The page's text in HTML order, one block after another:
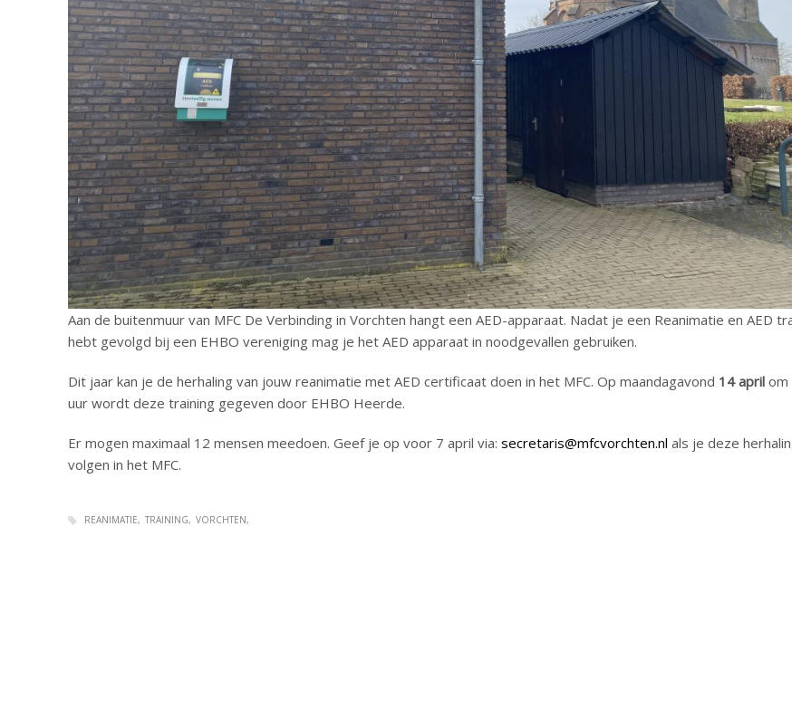
Aan de buitenmuur van MFC De Verbinding in Vorchten hangt een AED-apparaat. Nadat je een Reanimatie en AED
hebt gevolgd bij een EHBO vereniging mag je het AED apparaat in noodgevallen gebruiken.
Dit jaar kan je de herhaling van jouw reanimatie met AED certificaat doen in het MFC. Op maandagavond 14 april om
uur wordt deze training gegeven door EHBO Heerde.
Er mogen maximaal 12 mensen meedoen. Geef je op voor 7 april via: secretaris@mfcvorchten.nl als je deze
volgen in het MFC.
REANIMATIE TRAINING VORCHTEN